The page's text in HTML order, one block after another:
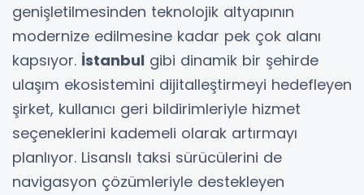
genişletilmesinden teknolojik altyapının
modernize edilmesine kadar pek çok alanı
kapsıyor. İstanbul gibi dinamik bir şehirde
ulaşım ekosistemini dijitalleştirmeyi hedefleyen
şirket, kullanıcı geri bildirimleriyle hizmet
seçeneklerini kademeli olarak artırmayı
planlıyor. Lisanslı taksi sürücülerini de
navigasyon çözümleriyle destekleyen